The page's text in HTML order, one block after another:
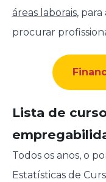
áreas laborais, para
procurar
Lista de
Todos os anos, o
Estatísticas de